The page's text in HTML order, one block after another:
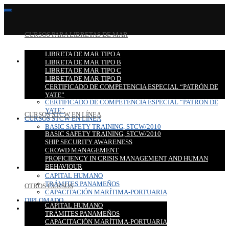
CURSOS PARA LIBRETAS DE MAR
LIBRETA DE MAR TIPO A
LIBRETA DE MAR TIPO B
LIBRETA DE MAR TIPO C
LIBRETA DE MAR TIPO D
CERTIFICADO DE COMPETENCIA ESPECIAL “PATRÓN DE
YATE”
CURSOS STCW EN LÍNEA
BASIC SAFETY TRAINING, STCW/2010
SHIP SECURITY AWARENESS
CROWD MANAGEMENT
PROFICIENCY IN CRISIS MANAGEMENT AND HUMAN
BEHAVIOUR
OTROS CURSOS
CAPITAL HUMANO
TRÁMITES PANAMEÑOS
CAPACITACIÓN MARÍTIMA-PORTUARIA
CURSOS PARA LIBRETAS DE MAR
LIBRETA DE MAR TIPO A
LIBRETA DE MAR TIPO B
LIBRETA DE MAR TIPO C
LIBRETA DE MAR TIPO D
CERTIFICADO DE COMPETENCIA ESPECIAL “PATRÓN DE
YATE”
CURSOS STCW EN LÍNEA
BASIC SAFETY TRAINING, STCW/2010
SHIP SECURITY AWARENESS
CROWD MANAGEMENT
PROFICIENCY IN CRISIS MANAGEMENT AND HUMAN
BEHAVIOUR
OTROS CURSOS
CAPITAL HUMANO
TRÁMITES PANAMEÑOS
CAPACITACIÓN MARÍTIMA-PORTUARIA
DIPLOMADO
CONTACTO